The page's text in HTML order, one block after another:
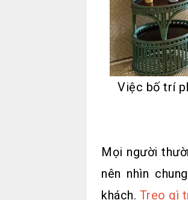
Việc bố trí
Mọi người
nên nhìn
khách. Treo gì